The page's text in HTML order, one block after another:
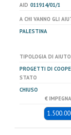
AID 011914/01/1
A CHI VANNO GLI
PALESTINA
TIPOLOGIA DI AIUTO
PROGETTI DI
STATO
CHIUSO
€